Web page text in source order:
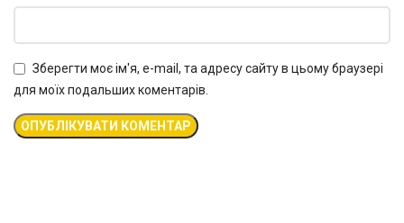
Зберегти моє ім'я, e-mail, та адресу сайту в цьому браузері
для моїх подальших коментарів.